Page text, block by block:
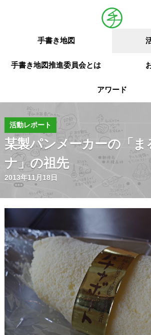
手書き地図
手書き地図推進委員会とは
アワード
活動レポート
某製パンメーカーの「ま
ナ」の祖先
2013年11月18日